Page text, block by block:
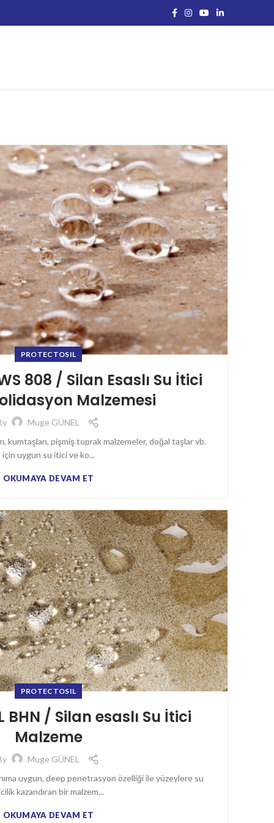
PROTECTOSIL
808 / Silan Esaslı Su İtici
Malzemesi
Muge GÜNEL
kumtaşları, pişmiş toprak malzemeler, doğal taşlar vb.
için uygun su itici ve ko...
OKUMAYA DEVAM ET
PROTECTOSIL
BHN / Silan esaslı Su İtici
Malzeme
Muge GÜNEL
uygun, deep penetrasyon özelliği ile yüzeylere su
kazandıran bir malzem...
OKUMAYA DEVAM ET